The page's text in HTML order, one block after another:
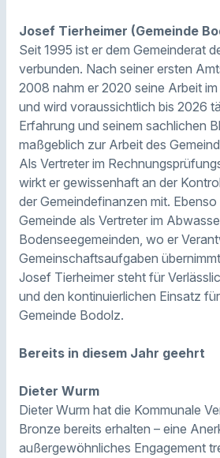
Josef Tierheimer (Gemeinde
Seit 1995 ist er dem Gemeinderat
verbunden. Nach seiner ersten
2008 nahm er 2020 seine Arbeit
und wird voraussichtlich bis 2026
Erfahrung und seinem sachlichen
maßgeblich zur Arbeit des
Als Vertreter im
wirkt er gewissenhaft an der
der Gemeindefinanzen mit.
Gemeinde als Vertreter im
Bodenseegemeinden, wo er
Gemeinschaftsaufgaben
Josef Tierheimer steht für
und den kontinuierlichen Einsatz
Gemeinde Bodolz.
Bereits in diesem Jahr geehrt
Dieter Wurm
Dieter Wurm hat die Kommunale
Bronze bereits erhalten – eine
außergewöhnliches Engagement